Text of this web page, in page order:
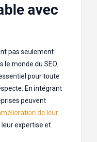
avec
pas seulement
le monde du SEO.
pour toute
En intégrant
peuvent
de leur
expertise et